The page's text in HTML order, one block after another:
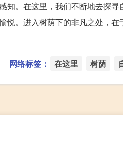
。在这里，我们不断地去探寻
悦。进入树荫下的非凡之处，
网络标签： 在这里 树荫